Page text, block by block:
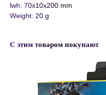
lwh: 70x10x200 mm
Weight: 20 g
С этим товаром покупают